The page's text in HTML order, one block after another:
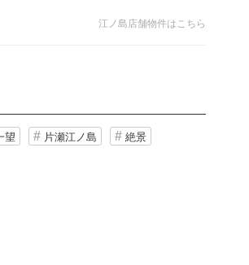
江ノ島店舗物件はこちら
望 片瀬江ノ島 絶景